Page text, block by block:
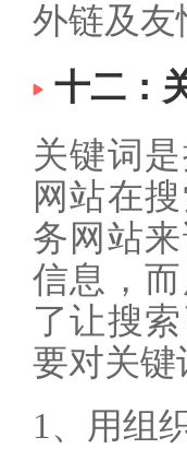
外链及友
十二：
关键词
网站在
务网站
信息，
了让搜
要对关键
1、用组